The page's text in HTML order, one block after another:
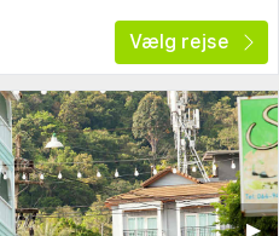
Vælg rejse
▶︎